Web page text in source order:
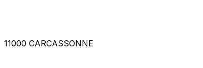
11000 CARCASSONNE